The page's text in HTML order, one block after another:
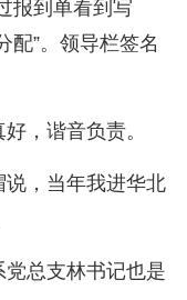
报到单看到写
配”。领导栏签名
，谐音负责。
，当年我进华北
总支林书记也是